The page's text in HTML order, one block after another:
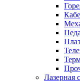
Лазерная